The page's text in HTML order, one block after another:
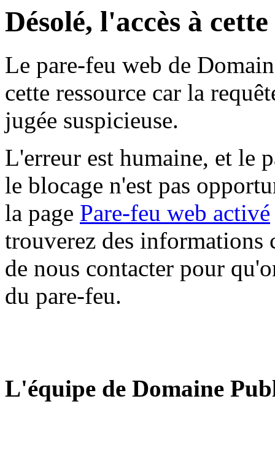
Désolé, l'accès à
Le pare-feu web de
cette ressource car la
jugée suspicieuse.
L'erreur est humaine, et le
le blocage n'est pas
la page Pare-feu web activé
trouverez des informations
de nous contacter pour
du pare-feu.
L'équipe de Domaine